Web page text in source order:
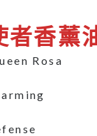
者香薰
Rosa